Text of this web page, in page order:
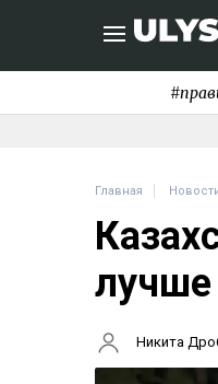
Главная
лучше
Никита